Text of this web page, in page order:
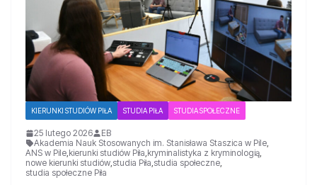
KIERUNKI STUDIÓW PIŁA STUDIA PIŁA STUDIA SPOŁECZNE
25 lutego 2026
EB
Akademia Nauk Stosowanych im. Stanisława Staszica w Pile,
ANS w Pile,kierunki studiów Piła,kryminalistyka z kryminologią,
nowe kierunki studiów,studia Piła,studia społeczne,
studia społeczne Piła